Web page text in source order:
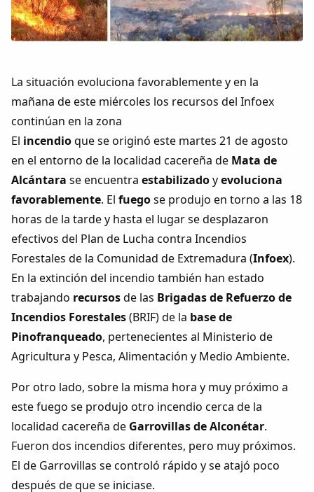
Colaboradores
AlkoTV
Biblioteca
Periódico Alconétar
Foros
Idiosincrasia
Diccionario
Traductor
Dichos
Cancionero Local
Apodos
Peñas
La palra
La situación evoluciona favorablemente y en la
mañana de este miércoles los recursos del Infoex
continúan en la zona
El incendioque se originó este martes 21 de agosto
en el entorno de la localidad cacereña de Mata de
Alcántara se encuentra estabilizadoyevoluciona
favorablemente. El fuegose produjo en torno a las 18
horas de la tarde y hasta el lugar se desplazaron
efectivos del Plan de Lucha contra Incendios
Forestales de la Comunidad de Extremadura (Infoex).
En la extinción del incendio también han estado
trabajando recursosde las Brigadas de Refuerzo de
Incendios Forestales(BRIF) de la base de
Pinofranqueado, pertenecientes al Ministerio de
Agricultura y Pesca, Alimentación y Medio Ambiente.
Por otro lado, sobre la misma hora y muy próximo a
este fuego se produjo otro incendio cerca de la
localidad cacereña de Garrovillas de Alconétar.
Fueron dos incendios diferentes, pero muy próximos.
El de Garrovillas se controló rápido y se atajó poco
después de que se iniciase.